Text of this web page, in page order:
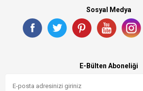
Sosyal Medya
E-Bülten Aboneliği